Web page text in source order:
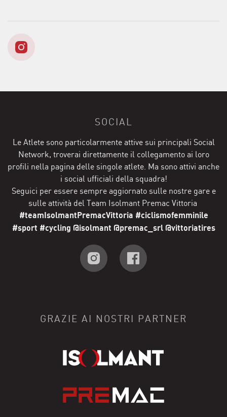
SOCIAL
Le Atlete sono particolarmente attive sui principali Social
Network, troverai direttamente il collegamento ai loro
profili nella pagina delle singole atlete. Ma sono attivi anche
i social ufficiali della squadra!
Seguici per essere sempre aggiornato sulle nostre gare e
sulle attività del Team Isolmant Premac Vittoria
#teamIsolmantPremacVittoria #ciclismofemminile
#sport #cycling @isolmant @premac_srl @vittoriatires
GRAZIE AI NOSTRI PARTNER